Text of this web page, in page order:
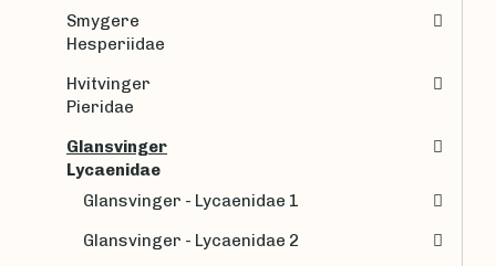
Smygere
Hesperiidae
Hvitvinger
Pieridae
Glansvinger
Lycaenidae
Glansvinger - Lycaenidae 1
Glansvinger - Lycaenidae 2